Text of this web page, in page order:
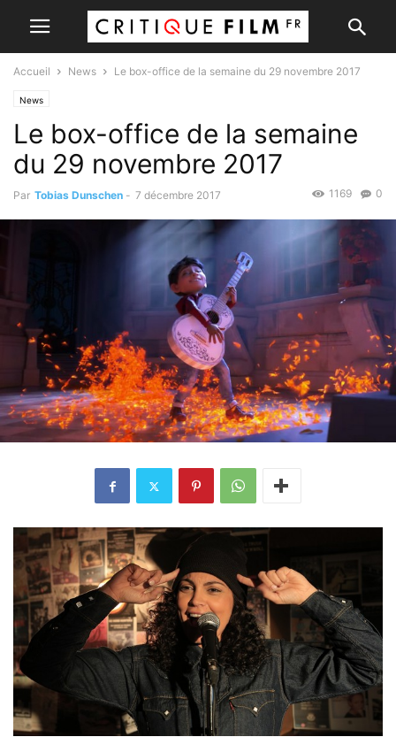
Accueil News Le box-office de la semaine du 29 novembre 2017
News
Le box-office de la semaine
du 29 novembre 2017
Par Tobias Dunschen - 7 décembre 2017 0
1169